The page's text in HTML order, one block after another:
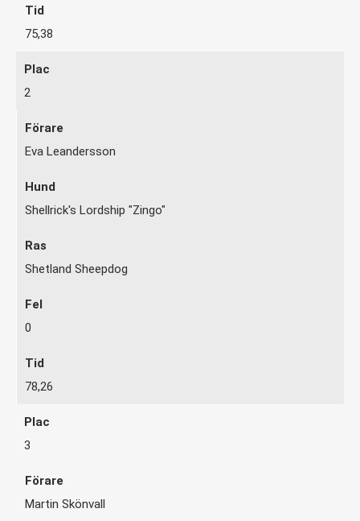
75,38
2
Eva Leandersson
Shellrick's Lordship "Zingo"
Shetland Sheepdog
0
78,26
3
Martin Skönvall